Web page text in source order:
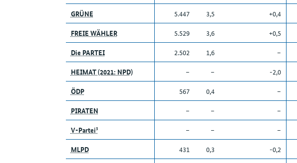
GRÜNE
5.447 3,5 +0,4
FREIE WÄHLER
5.529 3,6 +0,5
Die PARTEI
2.502 1,6 –
HEIMAT (2021: NPD)
– – -2,0
ÖDP
567 0,4 –
PIRATEN
– – –
V-Partei³
– – –
MLPD
431 0,3 -0,2